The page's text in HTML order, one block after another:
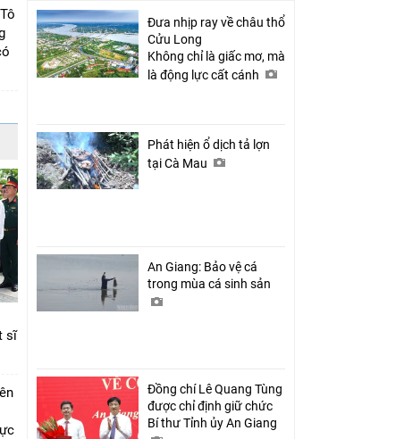
sĩ
Đưa nhịp ray về châu thổ
Cửu Long
Không chỉ là giấc mơ, mà
là động lực cất cánh
Phát hiện ổ dịch tả lợn
tại Cà Mau
An Giang: Bảo vệ cá
trong mùa cá sinh sản
Đồng chí Lê Quang Tùng
được chỉ định giữ chức
Bí thư Tỉnh ủy An Giang